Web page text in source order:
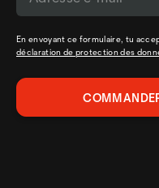
En envoyant ce formulaire, tu
déclaration de protection des